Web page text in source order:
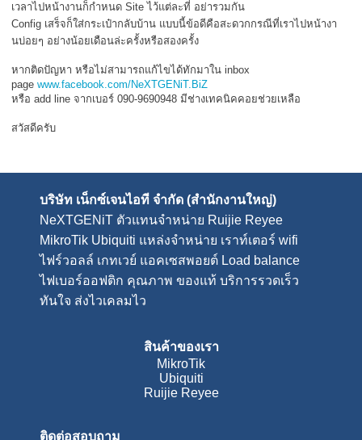
เวลาไปหน้างานก็กำหนด Site ไว้แต่ละที่ อย่ารวมกัน
Config เสร็จก็ใส่กระเป๋ากลับบ้าน แบบนี้ข้อดีคือสะดวกกรณีที่เราไปหน้างา
นบ่อยๆ อย่างน้อยเดือนล่ะครั้งหรือสองครั้ง
หากติดปัญหา หรือไม่สามารถแก้ไขได้ทักมาใน inbox
pagewww.facebook.com/NeXTGENiT.BiZ
หรือ add line จากเบอร์ 090-9690948 มีช่างเทคนิคคอยช่วยเหลือ
สวัสดีครับ
บริษัท เน็กซ์เจนไอที จำกัด (สำนักงานใหญ่)
NeXTGENiT ตัวแทนจำหน่าย Ruijie Reyee
MikroTik Ubiquiti แหล่งจำหน่าย เราท์เตอร์ wifi
ไฟร์วอลล์ เกทเวย์ แอคเซสพอยต์ Load balance
ไฟเบอร์ออฟติก คุณภาพ ของแท้ บริการรวดเร็ว
ทันใจ ส่งไวเคลมไว
สินค้าของเรา
MikroTik
Ubiquiti
Ruijie Reyee
ติดต่อสอบถาม